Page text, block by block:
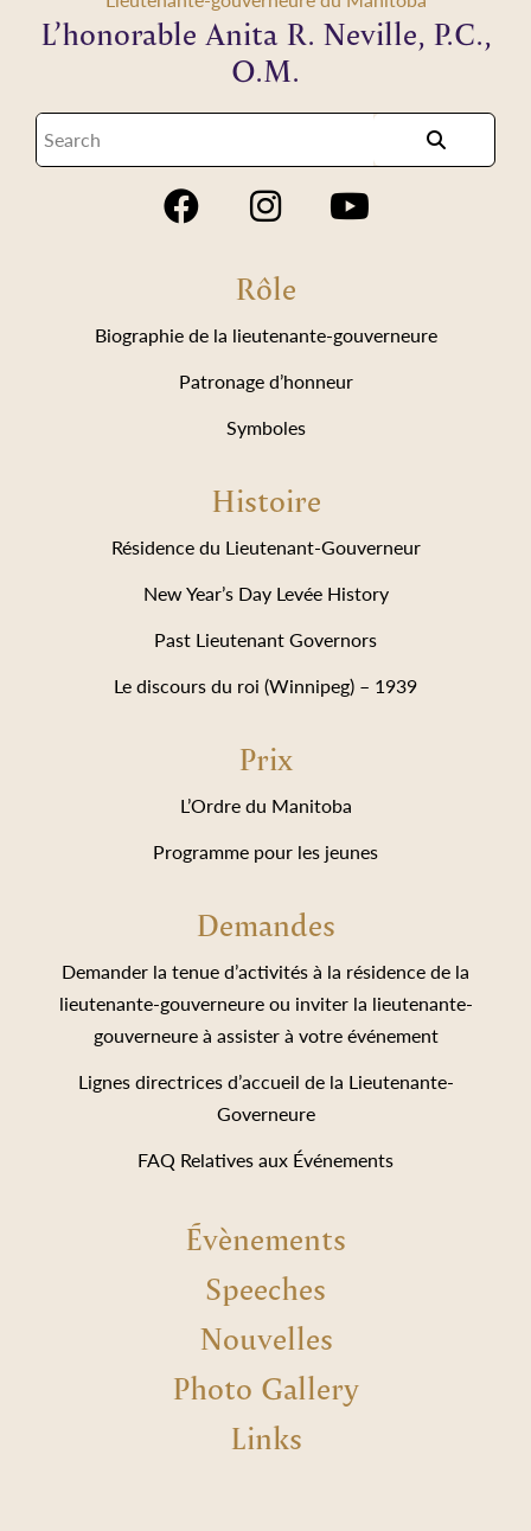
L’honorable Anita R. Neville, P.C.,
O.M.
Rôle
Biographie de la lieutenante-gouverneure
Patronage d’honneur
Symboles
Histoire
Résidence du Lieutenant-Gouverneur
New Year’s Day Levée History
Past Lieutenant Governors
Le discours du roi (Winnipeg) – 1939
Prix
L’Ordre du Manitoba
Programme pour les jeunes
Demandes
Demander la tenue d’activités à la résidence de la
lieutenante-gouverneure ou inviter la lieutenante-
gouverneure à assister à votre événement
Lignes directrices d’accueil de la Lieutenante-
Governeure
FAQ Relatives aux Événements
Évènements
Speeches
Nouvelles
Photo Gallery
Links